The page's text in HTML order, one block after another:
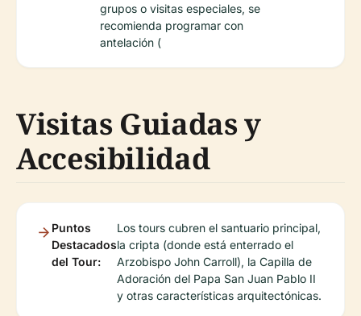
grupos o visitas especiales, se
recomienda programar con
antelación (
Visitas Guiadas y
Accesibilidad
Puntos
Destacados
del Tour:
Los tours cubren el santuario principal,
la cripta (donde está enterrado el
Arzobispo John Carroll), la Capilla de
Adoración del Papa San Juan Pablo II
y otras características arquitectónicas.